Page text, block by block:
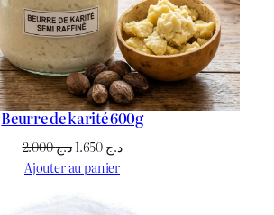
Beurre de karité 600g
د.ج2.000
Le
prix
était :
د.جLe
est :
Ajouter au panier